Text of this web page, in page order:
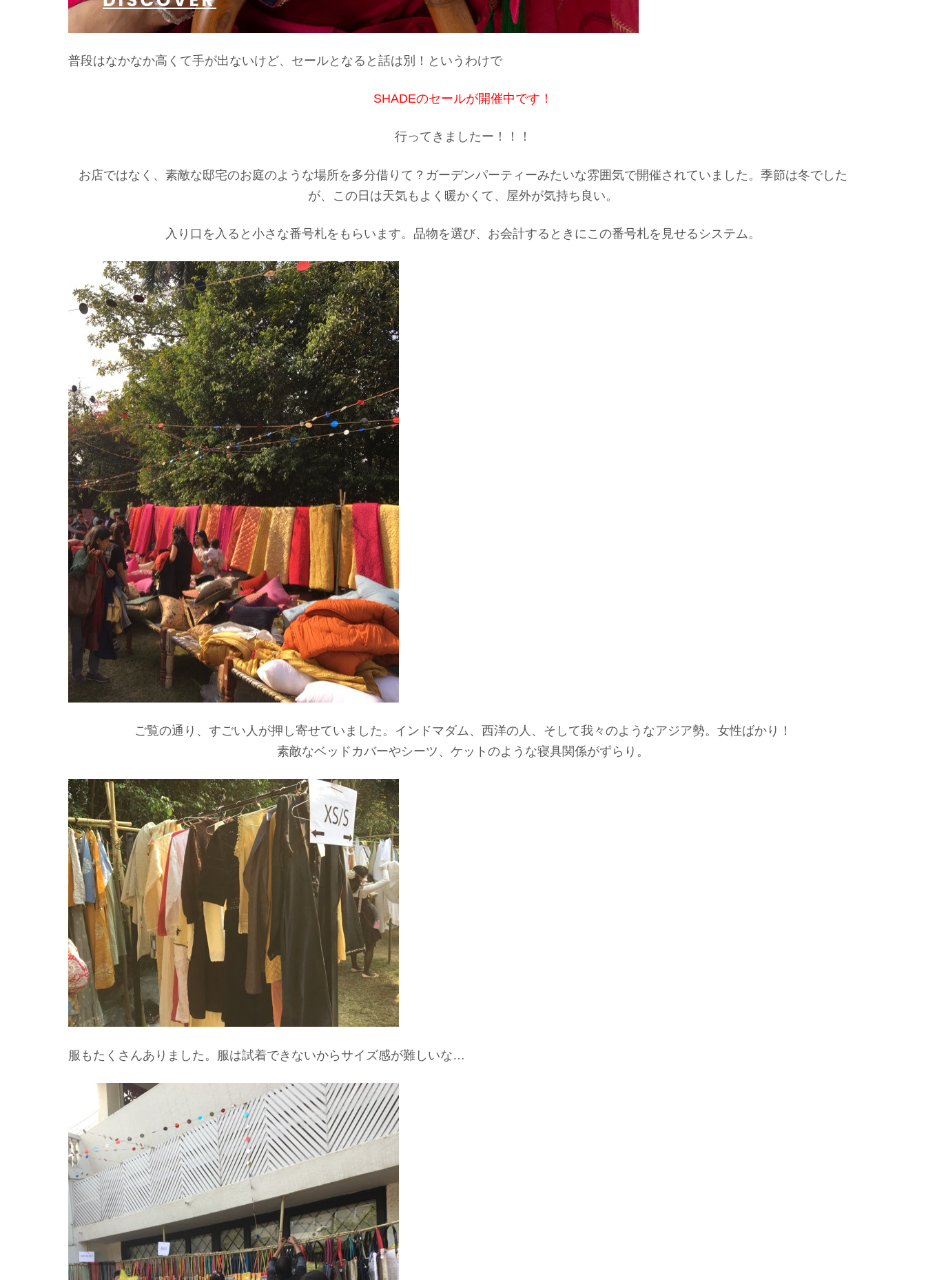
普段はなかなか高くて手が出ないけど、セールとなると話は別！というわけで
SHADEのセールが開催中です！
行ってきましたー！！！
お店ではなく、素敵な邸宅のお庭のような場所を多分借りて？ガーデンパーティーみたいな雰囲気で開催されていました。季節は冬でした
が、この日は天気もよく暖かくて、屋外が気持ち良い。
入り口を入ると小さな番号札をもらいます。品物を選び、お会計するときにこの番号札を見せるシステム。
ご覧の通り、すごい人が押し寄せていました。インドマダム、西洋の人、そして我々のようなアジア勢。女性ばかり！
素敵なベッドカバーやシーツ、ケットのような寝具関係がずらり。
服もたくさんありました。服は試着できないからサイズ感が難しいな…